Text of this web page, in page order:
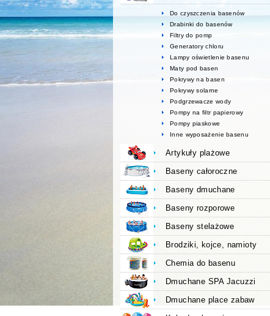
Do czyszczenia basenów
Drabinki do basenów
Filtry do pomp
Generatory chloru
Lampy oświetlenie basenu
Maty pod basen
Pokrywy na basen
Pokrywy solarne
Podgrzewacze wody
Pompy na filtr papierowy
Pompy piaskowe
Inne wyposażenie basenu
Artykuły plażowe
Baseny całoroczne
Baseny dmuchane
Baseny rozporowe
Baseny stelażowe
Brodziki, kojce, namioty
Chemia do basenu
Dmuchane SPA Jacuzzi
Dmuchane place zabaw